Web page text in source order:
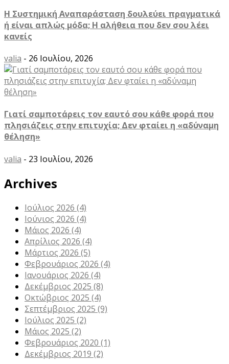
Η Συστημική Αναπαράσταση δουλεύει πραγματικά
ή είναι απλώς μόδα; Η αλήθεια που δεν σου λέει
κανείς
valia - 26 Ιουλίου, 2026
Γιατί σαμποτάρεις τον εαυτό σου κάθε φορά που
πλησιάζεις στην επιτυχία; Δεν φταίει η «αδύναμη
θέληση»
valia - 23 Ιουλίου, 2026
Archives
Ιούλιος 2026 (4)
Ιούνιος 2026 (4)
Μάιος 2026 (4)
Απρίλιος 2026 (4)
Μάρτιος 2026 (5)
Φεβρουάριος 2026 (4)
Ιανουάριος 2026 (4)
Δεκέμβριος 2025 (8)
Οκτώβριος 2025 (4)
Σεπτέμβριος 2025 (9)
Ιούλιος 2025 (2)
Μάιος 2025 (2)
Φεβρουάριος 2020 (1)
Δεκέμβριος 2019 (2)